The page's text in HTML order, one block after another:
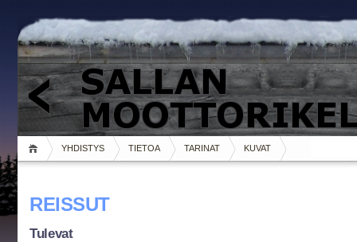
YHDISTYS TIETOA TARINAT KUVAT
REISSUT
Tulevat